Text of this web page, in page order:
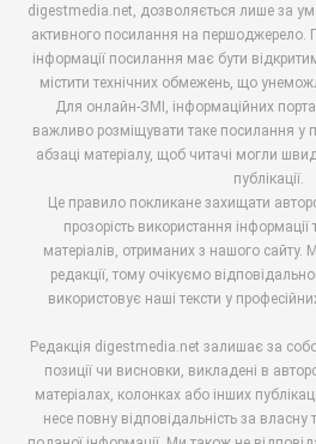
digestmedia.net, дозволяється лише за
активного посилання на першоджерело.
інформації посилання має бути
містити технічних обмежень, що
Для онлайн-ЗМІ, інформаційних
важливо розміщувати таке посилання у
абзаці матеріалу, щоб читачі могли
публікації.
Це правило покликане захищати
прозорість використання
матеріалів, отриманих з нашого сайту.
редакції, тому очікуємо
використовує наші тексти у
Редакція digestmedia.net залишає за
позиції чи висновки, викладені в
матеріалах, колонках або інших
несе повну відповідальність за власну